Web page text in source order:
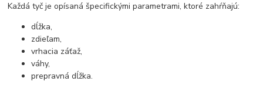
Každá tyč je opísaná špecifickými parametrami, ktoré zahŕňajú:
dĺžka,
zdieľam,
vrhacia záťaž,
váhy,
prepravná dĺžka.